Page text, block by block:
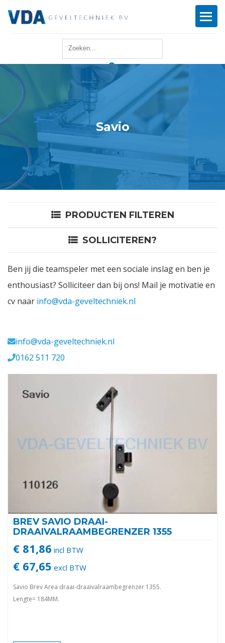
Reparatie
Onderhoud
Merken
Producten
Offerte
Login
Vacatures
Savio
PRODUCTEN FILTEREN
SOLLICITEREN?
Ben jij die teamspeler met een sociale inslag en ben je
enthousiast? Solliciteer dan bij ons! Mail je motivatie en
cv naar info@vda-geveltechniek.nl
info@vda-geveltechniek.nl
0162 511 720
BREV SAVIO DRAAI-
DRAAIVALRAAMBEGRENZER 1355
€ 81,86 incl BTW
€ 67,65 excl BTW
Savio Brev Area draai-draaivalraambegrenzer 1355.
Lengte= 184MM.